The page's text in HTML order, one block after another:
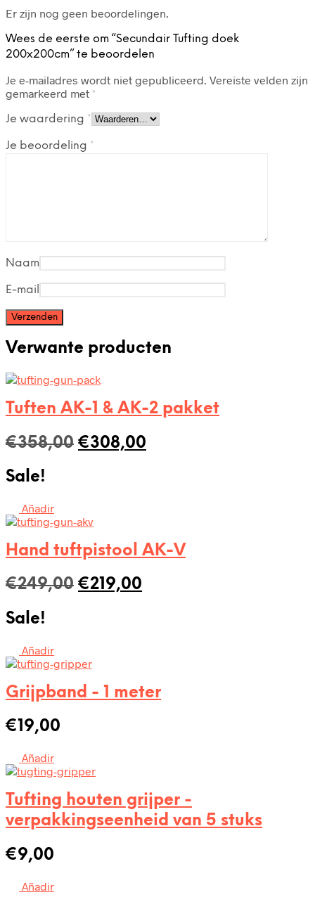
Er zijn nog geen beoordelingen.
Wees de eerste om “Secundair Tufting doek
200x200cm” te beoordelen
Je e-mailadres wordt niet gepubliceerd. Vereiste velden zijn
gemarkeerd met *
Je waardering *
Je beoordeling *
Naam
E-mail
Verwante producten
Tuften AK-1 & AK-2 pakket
€358,00 Oorspronkelijke
€308,00
Sale!
Añadir
Hand tuftpistool AK-V
€249,00 Oorspronkelijke
€219,00
Sale!
Añadir
Grijpband - 1 meter
€19,00
Añadir
Tufting houten grijper -
verpakkingseenheid van 5 stuks
€9,00
Añadir